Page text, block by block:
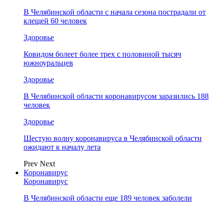
В Челябинской области с начала сезона пострадали от
клещей 60 человек
Здоровье
Ковидом болеет более трех с половиной тысяч
южноуральцев
Здоровье
В Челябинской области коронавирусом заразились 188
человек
Здоровье
Шестую волну коронавируса в Челябинской области
ожидают к началу лета
Prev Next
Коронавирус
Коронавирус
В Челябинской области еще 189 человек заболели